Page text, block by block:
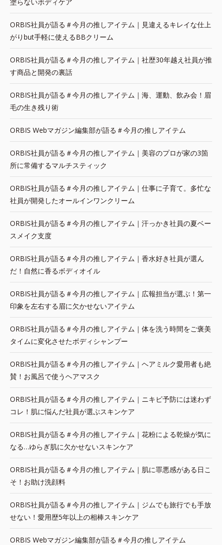
ORBIS社員が語る＃今月の推しアイテム｜見違えるキレイな仕上
がりbut手軽に使えるBBクリーム
ORBIS社員が語る＃今月の推しアイテム｜社歴30年越え社員が推
す商品と開発の裏話
ORBIS社員が語る＃今月の推しアイテム｜海、運動、飲み会！眉
毛の生き残り術
ORBIS Webマガジン編集部が語る＃今月の推しアイテム
ORBIS社員が語る＃今月の推しアイテム｜美容のプロが家の3箇
所に常備するマルチスティック
ORBIS社員が語る＃今月の推しアイテム｜仕事に子育て。多忙な
社員が開発したオールインワンクリーム
ORBIS社員が語る＃今月の推しアイテム｜汗っかき社員の夏ベー
スメイク支度
ORBIS社員が語る＃今月の推しアイテム｜香水好き社員が選ん
だ！自然に香るボディオイル
ORBIS社員が語る＃今月の推しアイテム｜広報担当が選ぶ！第一
印象を左右する眉に欠かせないアイテム
ORBIS社員が語る＃今月の推しアイテム｜体を洗う時間をご褒美
タイムに変化させたボディシャンプー
ORBIS社員が語る＃今月の推しアイテム｜ヘアミルク愛用者も絶
賛！お風呂で使うヘアマスク
ORBIS社員が語る＃今月の推しアイテム｜ニキビ予防には迷わず
コレ！肌に悩んだ社員が選ぶスキンケア
ORBIS社員が語る＃今月の推しアイテム｜花粉による乾燥が気に
なる…ゆらぎ肌に欠かせないスキンケア
ORBIS社員が語る＃今月の推しアイテム｜肌に罪悪感がある日こ
そ！お助け洗顔料
ORBIS社員が語る＃今月の推しアイテム｜ジムでも旅行でも手放
せない！愛用歴5年以上の相棒スキンケア
ORBIS Webマガジン編集部が語る＃今月の推しアイテム